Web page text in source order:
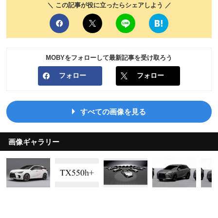
＼ この記事が役に立ったらシェアしよう ／
MOBYをフォローして最新記事を受け取ろう
フォロー フォロー
すべての画像を見る
画像ギャラリー